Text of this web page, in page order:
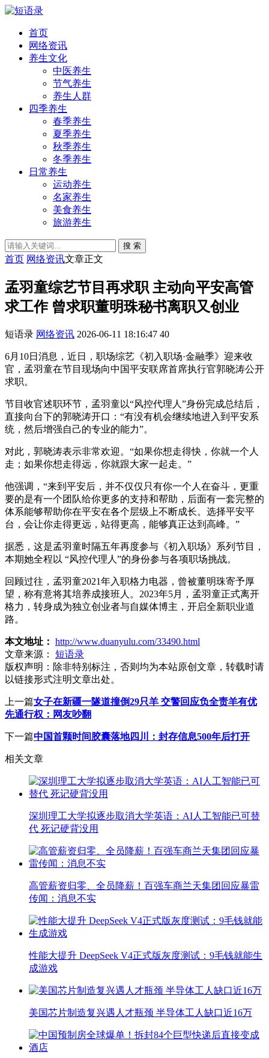
首页
网络资讯
养生文化
中医养生
节气养生
养生人群
四季养生
春季养生
夏季养生
秋季养生
冬季养生
日常养生
运动养生
名家养生
美食养生
旅游养生
搜 索
首页 网络资讯文章正文
孟羽童综艺节目再求职 主动向平安高管
求工作 曾求职董明珠秘书离职又创业
短语录 网络资讯 2026-06-11 18:16:47 40
6月10日消息，近日，职场综艺《初入职场·金融季》迎来收
官，孟羽童在节目现场向中国平安联席首席执行官郭晓涛公开
求职。
节目收官述职环节，孟羽童以“风控代理人”身份完成总结后，
直接向台下的郭晓涛开口：“有没有机会继续地进入到平安系
统，然后增强自己的专业的能力”。
对此，郭晓涛表示非常欢迎。“如果你想走得快，你就一个人
走；如果你想走得远，你就跟大家一起走。”
他强调，“来到平安后，并不仅仅只有你一个人在奋斗，更重
要的是有一个团队给你更多的支持和帮助，后面有一套完整的
体系能够帮助你在平安在各个层级上不断成长。选择平安平
台，会让你走得更远，站得更高，能够真正达到高峰。”
据悉，这是孟羽童时隔五年再度参与《初入职场》系列节目，
本期她全程以 “风控代理人”的身份参与各项职场挑战。
回顾过往，孟羽童2021年入职格力电器，曾被董明珠寄予厚
望，称有意将其培养成接班人。2023年5月，孟羽童正式离开
格力，转身成为独立创业者与自媒体博主，开启全新职业道
路。
本文地址： http://www.duanyulu.com/33490.html
文章来源：
短语录
版权声明： 除非特别标注，否则均为本站原创文章，转载时请
以链接形式注明文章出处。
上一篇女子在新疆一隧道撞倒29只羊 交警回应负全责羊有优
先通行权：网友吵翻
下一篇中国首颗时间胶囊落地四川：封存信息500年后打开
相关文章
深圳理工大学拟逐步取消大学英语：AI人工智能已可替
代 死记硬背没用
高管薪资归零、全员降薪！百强车商兰天集团回应暴雷
传闻：消息不实
性能大提升 DeepSeek V4正式版灰度测试：9毛钱就能生
成游戏
美国芯片制造复兴遇人才瓶颈 半导体工人缺口近16万